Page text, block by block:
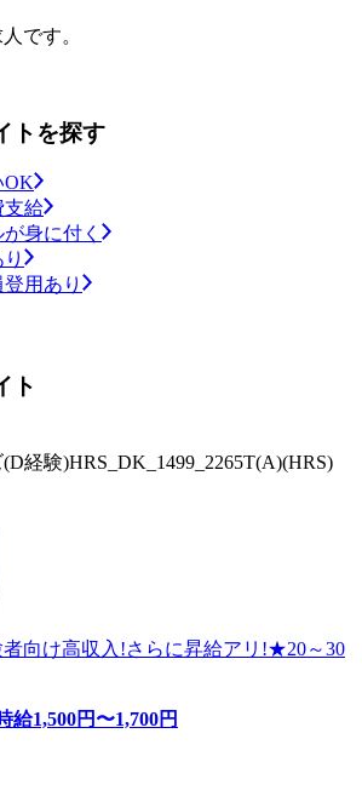
です。
トを探す
OK
支給
身に付く
用あり
ト
経験)HRS_DK_1499_2265T(A)(HRS)
者向け高収入!さらに昇給アリ!★20～30
給1,500円〜1,700円